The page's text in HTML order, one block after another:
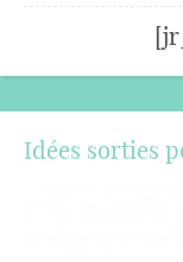
Idées sorties